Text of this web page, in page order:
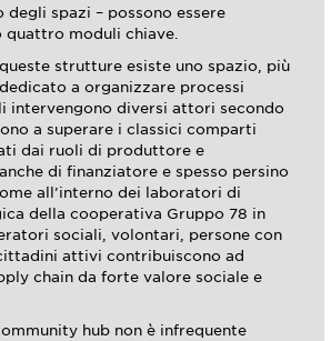
degli spazi – possono essere
quattro moduli chiave.
strutture esiste uno spazio, più
a organizzare processi
intervengono diversi attori secondo
a superare i classici comparti
dai ruoli di produttore e
di finanziatore e spesso persino
all’interno dei laboratori di
della cooperativa Gruppo 78 in
sociali, volontari, persone con
attivi contribuiscono ad
chain da forte valore sociale e
hub non è infrequente